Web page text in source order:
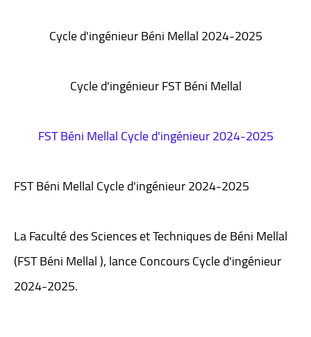
Cycle d'ingénieur Béni Mellal 2024-2025
Cycle d'ingénieur FST Béni Mellal
FST Béni Mellal Cycle d'ingénieur 2024-2025
FST Béni Mellal Cycle d'ingénieur 2024-2025
La Faculté des Sciences et Techniques deBéni Mellal
(FST Béni Mellal),lance Concours Cycle d'ingénieur
2024-2025.